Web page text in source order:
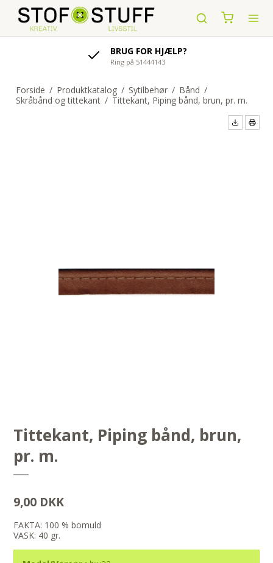
AFSENDELSE AF ORDRE
indenfor 1-4 hverdage
Forside / Produktkatalog / Sytilbehør / Bånd /
Skråbånd og tittekant / Tittekant, Piping bånd, brun, pr. m.
Tittekant, Piping bånd, brun,
pr. m.
9,00 DKK
FAKTA: 100 % bomuld
VASK: 40 gr.